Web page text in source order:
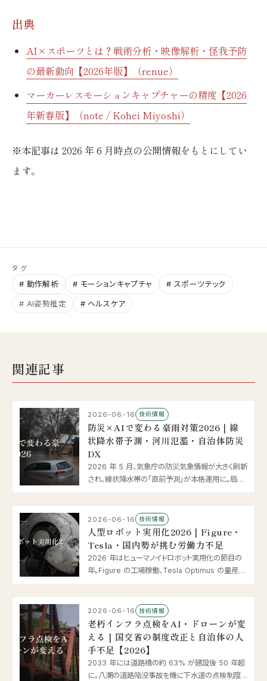
出典
AI×スポーツとは？戦術分析・映像解析・怪我予防
の最新動向【2026年版】（renue）
マーカーレスモーションキャプチャーの精度【2026
年新春版】（note / Kohei Miyoshi）
※本記事は 2026 年 6 月時点の公開情報をもとにしてい
ます。
タグ
# 動作解析 # モーションキャプチャ # スポーツテック
# AI姿勢推定 # ヘルスケア
関連記事
2026-06-16 技術情報
防災×AIで変わる豪雨対策2026｜線
状降水帯予測・河川氾濫・自治体防災
DX
2026 年 5 月、気象庁の防災気象情報が大きく刷新
され、線状降水帯の「直前予測」が本格運用に。局地
新動向を整理します。
2026-06-16 技術情報
人型ロボット実用化2026｜Figure・
Tesla・国内勢が挑む労働力不足
2026 年はヒューマノイドロボット実用化の節目の
年。Figure の工場稼働、Tesla Optimus の量産開
「フィジカル AI」の最新動向を整理します。
2026-06-16 技術情報
老朽インフラ点検をAI・ドローンが変
える｜国交省の制度改正と自治体の人
手不足【2026】
2033 年には道路橋の約 63% が建設後 50 年超
に。八潮の道路陥没事故を機に下水道の点検制度も